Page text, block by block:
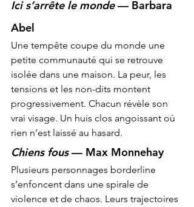
Ici s’arrête le monde — Barbara
Abel
Une tempête coupe du monde une
petite communauté qui se retrouve
isolée dans une maison. La peur, les
tensions et les non-dits montent
progressivement. Chacun révèle son
vrai visage. Un huis clos angoissant où
rien n’est laissé au hasard.
Chiens fous — Max Monnehay
Plusieurs personnages borderline
s’enfoncent dans une spirale de
violence et de chaos. Leurs trajectoires